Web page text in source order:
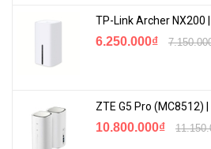
Tích Hợp AI Bảo Vệ Thông Minh
Camera Imou IPC-S21FP
bạn nhanh chóng nhận diện và quan
đáng ngờ nào.
6.250.000₫
10.800.000₫